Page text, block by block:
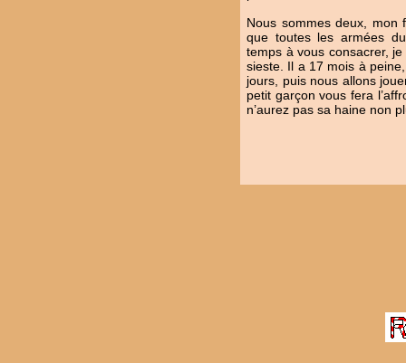
Nous sommes deux, mon
que toutes les armées
temps à vous consacrer,
sieste. Il a 17 mois à
jours, puis nous allons
petit garçon vous fera
n’aurez pas sa haine non